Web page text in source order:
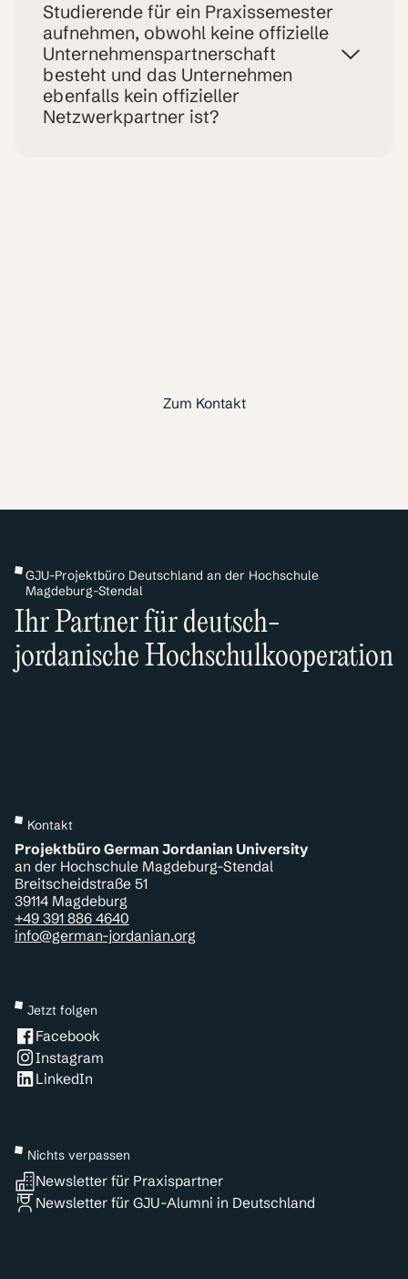
Studierende für ein Praxissemester
aufnehmen, obwohl keine offizielle
Unternehmenspartnerschaft
besteht und das Unternehmen
ebenfalls kein offizieller
Netzwerkpartner ist?
Zum Kontakt
GJU-Projektbüro Deutschland an der Hochschule
Magdeburg-Stendal
Ihr Partner für deutsch-
jordanische Hochschulkooperation
Kontakt
Projektbüro German Jordanian University
an der Hochschule Magdeburg-Stendal
Breitscheidstraße 51
39114 Magdeburg
+49 391 886 4640
info@german-jordanian.org
Jetzt folgen
Facebook
Instagram
LinkedIn
Nichts verpassen
Newsletter für Praxispartner
Newsletter für GJU-Alumni in Deutschland